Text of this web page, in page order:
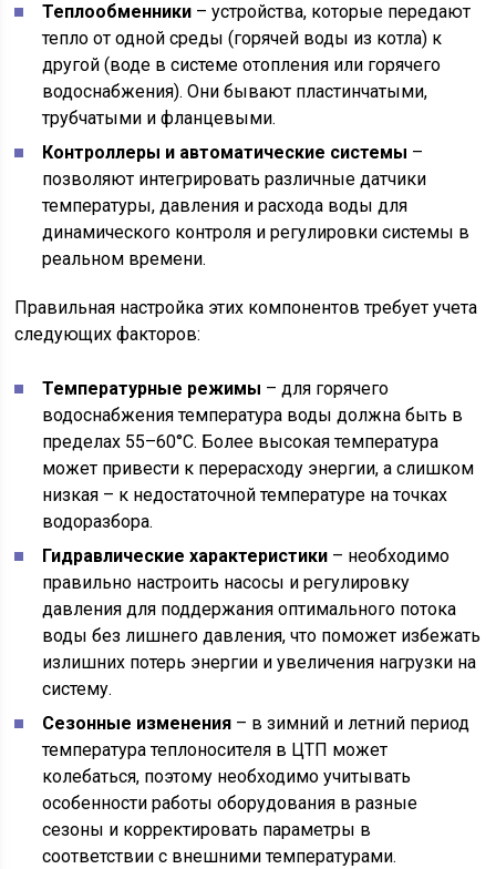
Теплообменники – устройства, которые передают
тепло от одной среды (горячей воды из котла) к
другой (воде в системе отопления или горячего
водоснабжения). Они бывают пластинчатыми,
трубчатыми и фланцевыми.
Контроллеры и автоматические системы –
позволяют интегрировать различные датчики
температуры, давления и расхода воды для
динамического контроля и регулировки системы в
реальном времени.
Правильная настройка этих компонентов требует учета
следующих факторов:
Температурные режимы – для горячего
водоснабжения температура воды должна быть в
пределах 55–60°C. Более высокая температура
может привести к перерасходу энергии, а слишком
низкая – к недостаточной температуре на точках
водоразбора.
Гидравлические характеристики – необходимо
правильно настроить насосы и регулировку
давления для поддержания оптимального потока
воды без лишнего давления, что поможет избежать
излишних потерь энергии и увеличения нагрузки на
систему.
Сезонные изменения – в зимний и летний период
температура теплоносителя в ЦТП может
колебаться, поэтому необходимо учитывать
особенности работы оборудования в разные
сезоны и корректировать параметры в
соответствии с внешними температурами.